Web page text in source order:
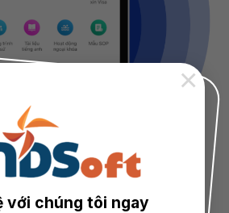
với chúng tôi ngay
×